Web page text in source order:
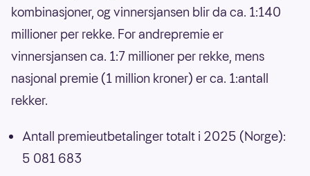
kombinasjoner, og vinnersjansen blir da ca. 1:140
millioner per rekke. For andrepremie er
vinnersjansen ca. 1:7 millioner per rekke, mens
nasjonal premie (1 million kroner) er ca. 1:antall
rekker.
Antall premieutbetalinger totalt i 2025 (Norge):
5 081 683